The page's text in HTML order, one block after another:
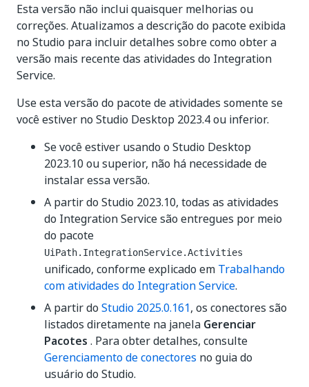
Esta versão não inclui quaisquer melhorias ou
correções. Atualizamos a descrição do pacote exibida
no Studio para incluir detalhes sobre como obter a
versão mais recente das atividades do Integration
Service.
Use esta versão do pacote de atividades somente se
você estiver no Studio Desktop 2023.4 ou inferior.
Se você estiver usando o Studio Desktop
2023.10 ou superior, não há necessidade de
instalar essa versão.
A partir do Studio 2023.10, todas as atividades
do Integration Service são entregues por meio
do pacote
UiPath.IntegrationService.Activities
unificado, conforme explicado em Trabalhando
com atividades do Integration Service.
A partir do Studio 2025.0.161, os conectores são
listados diretamente na janela Gerenciar
Pacotes . Para obter detalhes, consulte
Gerenciamento de conectores no guia do
usuário do Studio.